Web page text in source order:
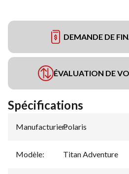
DEMANDE DE
ÉVALUATION DE
Spécifications
Manufacturier:
Polaris
Modèle: Titan Adventure